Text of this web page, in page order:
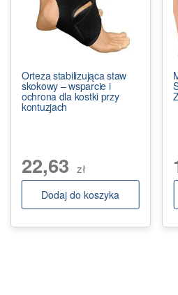
Orteza stabilizująca staw
skokowy – wsparcie i
ochrona dla kostki przy
kontuzjach
22,63 zł
Dodaj do koszyka